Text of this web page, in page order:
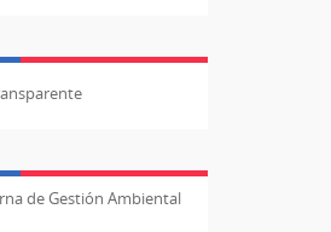
de Gestión Ambiental